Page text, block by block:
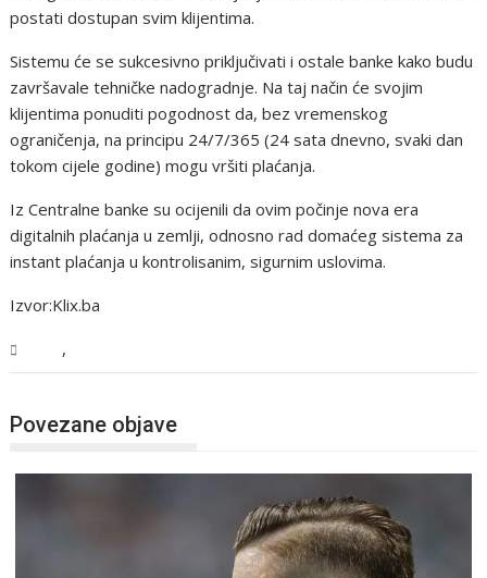
postati dostupan svim klijentima.
Sistemu će se sukcesivno priključivati i ostale banke kako budu
završavale tehničke nadogradnje. Na taj način će svojim
klijentima ponuditi pogodnost da, bez vremenskog
ograničenja, na principu 24/7/365 (24 sata dnevno, svaki dan
tokom cijele godine) mogu vršiti plaćanja.
Iz Centralne banke su ocijenili da ovim počinje nova era
digitalnih plaćanja u zemlji, odnosno rad domaćeg sistema za
instant plaćanja u kontrolisanim, sigurnim uslovima.
Izvor:Klix.ba
,
Povezane objave